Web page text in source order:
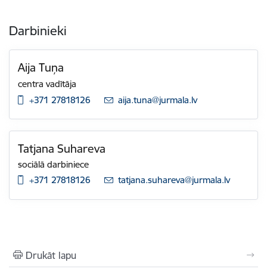
Darbinieki
Aija Tuņa
centra vadītāja
+371 27818126
E-pasts:
aija.tuna@jurmala.lv
Tatjana Suhareva
sociālā darbiniece
+371 27818126
E-pasts:
tatjana.suhareva@jurmala.lv
Drukāt lapu